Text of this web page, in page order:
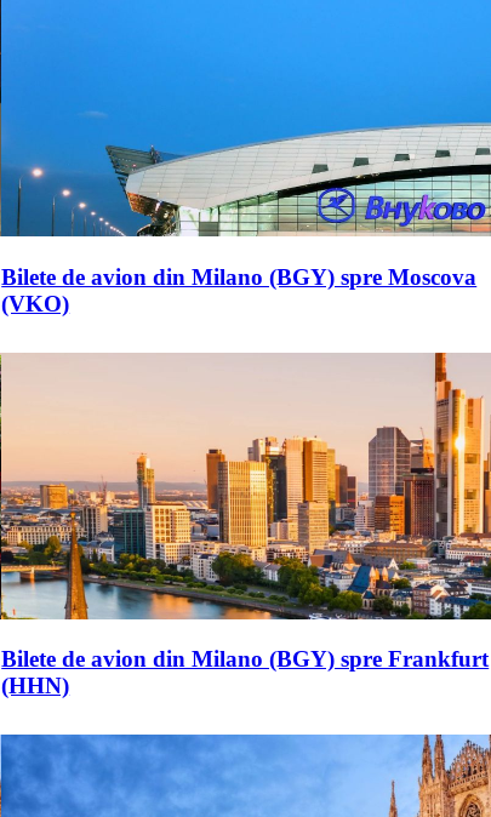
Bilete de avion din Milano (BGY) spre Moscova
(VKO)
Bilete de avion din Milano (BGY) spre Frankfurt
(HHN)